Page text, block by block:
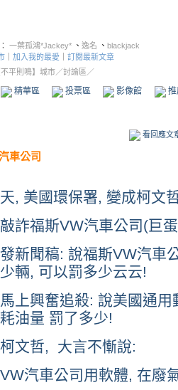
一葉孤鴻*Jackey* 、 逸名 、 blackjack
加入我的最愛
訂閱最新文章
不平則鳴】城市／討論區／
精華區 投票區 影像館
看回應文
車公司
, 美國環保署, 變成柯文
詐福斯VW汽車公司(巨
新聞稿: 說福斯VW汽車
輛, 可以罰多少云云!
上興奮追殺: 說美國通
油量 罰了多少!
文哲, 大言不慚說:
汽車公司用軟體, 在廢